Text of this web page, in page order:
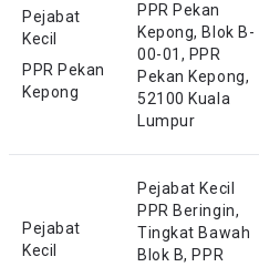
Pejabat
Kecil
PPR Pekan
Kepong
PPR Pekan
Kepong, Blok B-
00-01, PPR
Pekan Kepong,
52100 Kuala
Lumpur
Pejabat
Kecil
Pejabat Kecil
PPR Beringin,
Tingkat Bawah
Blok B, PPR